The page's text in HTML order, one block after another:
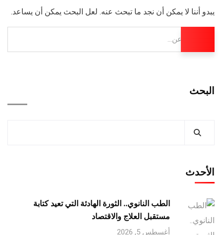
يبدو أننا لا يمكن أن نجد ما تبحث عنه. لعل البحث يمكن أن يساعد.
البحث
الأحدث
الطب النانوي.. الثورة الهادئة التي تعيد كتابة
مستقبل العلاج والاقتصاد
أغسطس 5, 2026